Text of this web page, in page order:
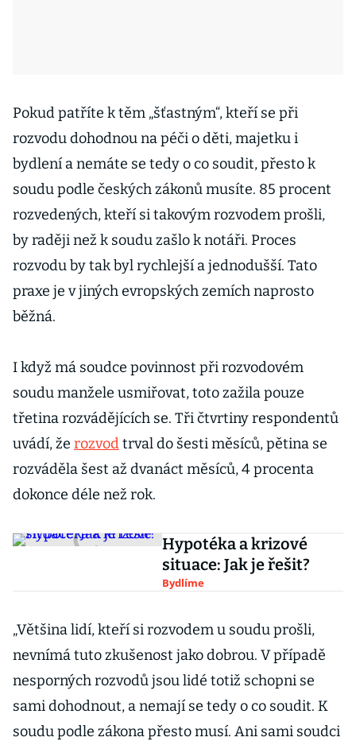
Pokud patříte k těm „šťastným“, kteří se při
rozvodu dohodnou na péči o děti, majetku i
bydlení a nemáte se tedy o co soudit, přesto k
soudu podle českých zákonů musíte. 85 procent
rozvedených, kteří si takovým rozvodem prošli,
by raději než k soudu zašlo k notáři. Proces
rozvodu by tak byl rychlejší a jednodušší. Tato
praxe je v jiných evropských zemích naprosto
běžná.
I když má soudce povinnost při rozvodovém
soudu manžele usmiřovat, toto zažila pouze
třetina rozvádějících se. Tři čtvrtiny respondentů
uvádí, že rozvodtrval do šesti měsíců, pětina se
rozváděla šest až dvanáct měsíců, 4 procenta
dokonce déle než rok.
Hypotéka a krizové
situace: Jak je řešit?
Bydlíme
„Většina lidí, kteří si rozvodem u soudu prošli,
nevnímá tuto zkušenost jako dobrou. V případě
nesporných rozvodů jsou lidé totiž schopni se
sami dohodnout, a nemají se tedy o co soudit. K
soudu podle zákona přesto musí. Ani sami soudci